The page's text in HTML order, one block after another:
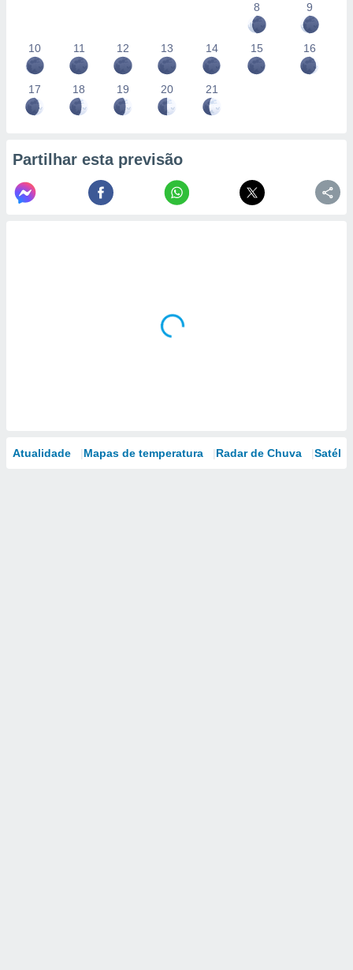
8
9
10 11 12 13 14 15 16
17 18 19 20 21
Partilhar esta previsão
Atualidade Mapas de temperatura Radar de Chuva